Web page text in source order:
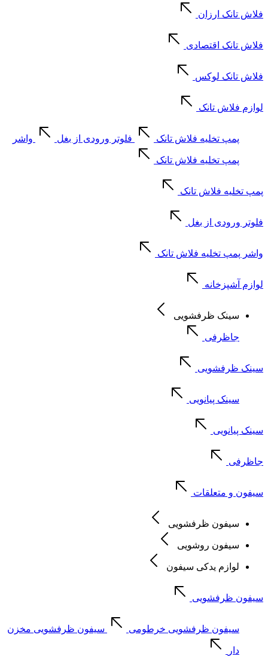
فلاش تانک ارزان
فلاش تانک اقتصادی
فلاش تانک لوکس
لوازم فلاش تانک
پمپ تخلیه فلاش تانک فلوتر ورودی از بغل واشر
پمپ تخلیه فلاش تانک
پمپ تخلیه فلاش تانک
فلوتر ورودی از بغل
واشر پمپ تخلیه فلاش تانک
لوازم آشپزخانه
سینک ظرفشویی
جاظرفی
سینک ظرفشویی
سینک پیانویی
سینک پیانویی
جاظرفی
سیفون و متعلقات
سیفون ظرفشویی
سیفون روشویی
لوازم یدکی سیفون
سیفون ظرفشویی
سیفون ظرفشویی خرطومی سیفون ظرفشویی مخزن
دار